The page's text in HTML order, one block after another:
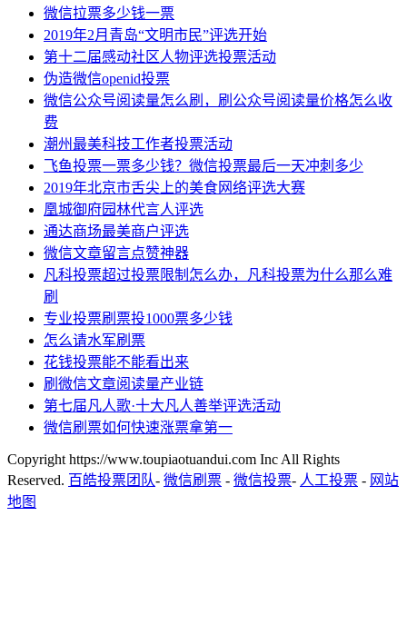
微信拉票多少钱一票
2019年2月青岛“文明市民”评选开始
第十二届感动社区人物评选投票活动
伪造微信openid投票
微信公众号阅读量怎么刷，刷公众号阅读量价格怎么收
费
潮州最美科技工作者投票活动
飞鱼投票一票多少钱？微信投票最后一天冲刺多少
2019年北京市舌尖上的美食网络评选大赛
凰城御府园林代言人评选
通达商场最美商户评选
微信文章留言点赞神器
凡科投票超过投票限制怎么办，凡科投票为什么那么难
刷
专业投票刷票投1000票多少钱
怎么请水军刷票
花钱投票能不能看出来
刷微信文章阅读量产业链
第七届凡人歌·十大凡人善举评选活动
微信刷票如何快速涨票拿第一
Copyright https://www.toupiaotuandui.com Inc All Rights
Reserved. 百皓投票团队- 微信刷票 - 微信投票- 人工投票 - 网站
地图